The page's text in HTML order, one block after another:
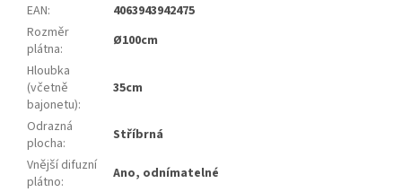
EAN:
4063943942475
Rozměr
plátna:
Ø100cm
Hloubka
(včetně
bajonetu):
35cm
Odrazná
plocha:
Stříbrná
Vnější difuzní
plátno:
Ano, odnímatelné